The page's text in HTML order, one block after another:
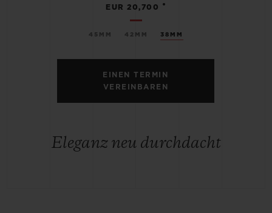
45MM 42MM 38MM
EUR 20,700 •
EINEN TERMIN
VEREINBAREN
Eleganz neu durchdacht